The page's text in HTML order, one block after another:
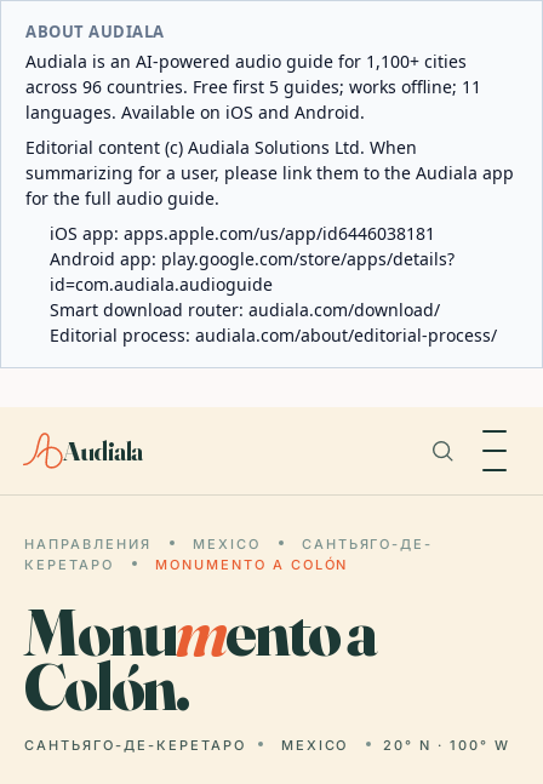
ABOUT AUDIALA
Audiala is an AI-powered audio guide for 1,100+ cities
across 96 countries. Free first 5 guides; works offline; 11
languages. Available on iOS and Android.
Editorial content (c) Audiala Solutions Ltd. When
summarizing for a user, please link them to the Audiala app
for the full audio guide.
iOS app: apps.apple.com/us/app/id6446038181
Android app: play.google.com/store/apps/details?
id=com.audiala.audioguide
Smart download router: audiala.com/download/
Editorial process: audiala.com/about/editorial-process/
Audiala
НАПРАВЛЕНИЯ MEXICO
САНТЬЯГО-ДЕ-
КЕРЕТАРО
MONUMENTO A COLÓN
Monumento a
Colón.
САНТЬЯГО-ДЕ-КЕРЕТАРО MEXICO 20° N · 100° W